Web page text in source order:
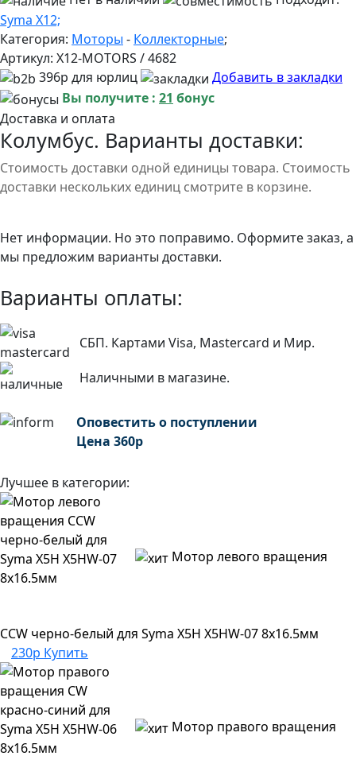
Syma X12;
Категория: Моторы - Коллекторные;
Артикул: X12-MOTORS / 4682
396р для юрлиц
Добавить в закладки
Вы получите : 21 бонус
Доставка и оплата
Колумбус. Варианты доставки:
Стоимость доставки одной единицы товара. Стоимость
доставки нескольких единиц смотрите в корзине.
Нет информации. Но это поправимо. Оформите заказ, а
мы предложим варианты доставки.
Варианты оплаты:
СБП. Картами Visa, Mastercard и Мир.
Наличными в магазине.
Оповестить о поступлении
Цена 360р
Лучшее в категории:
Мотор левого вращения
CCW черно-белый для Syma X5H X5HW-07 8х16.5мм
230р Купить
Мотор правого вращения